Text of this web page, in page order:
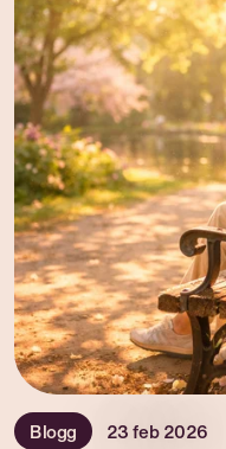
Blogg 23 feb 2026